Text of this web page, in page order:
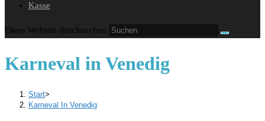
Kasse
Diese Website durchsuchen
Karneval in Venedig
Start>
Karneval In Venedig